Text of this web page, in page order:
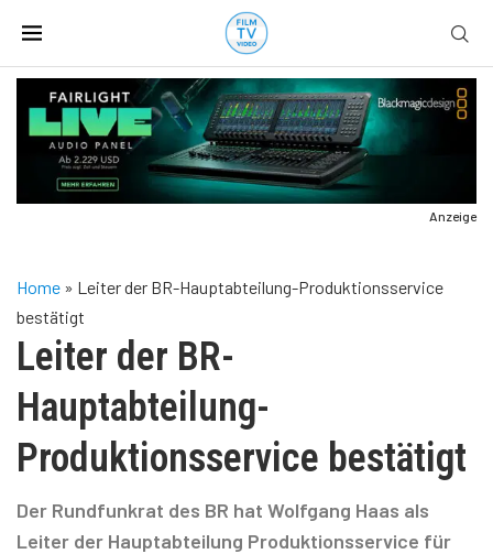
Anzeige
Home » Leiter der BR-Hauptabteilung-Produktionsservice
bestätigt
Leiter der BR-
Hauptabteilung-
Produktionsservice bestätigt
Der Rundfunkrat des BR hat Wolfgang Haas als
Leiter der Hauptabteilung Produktionsservice für